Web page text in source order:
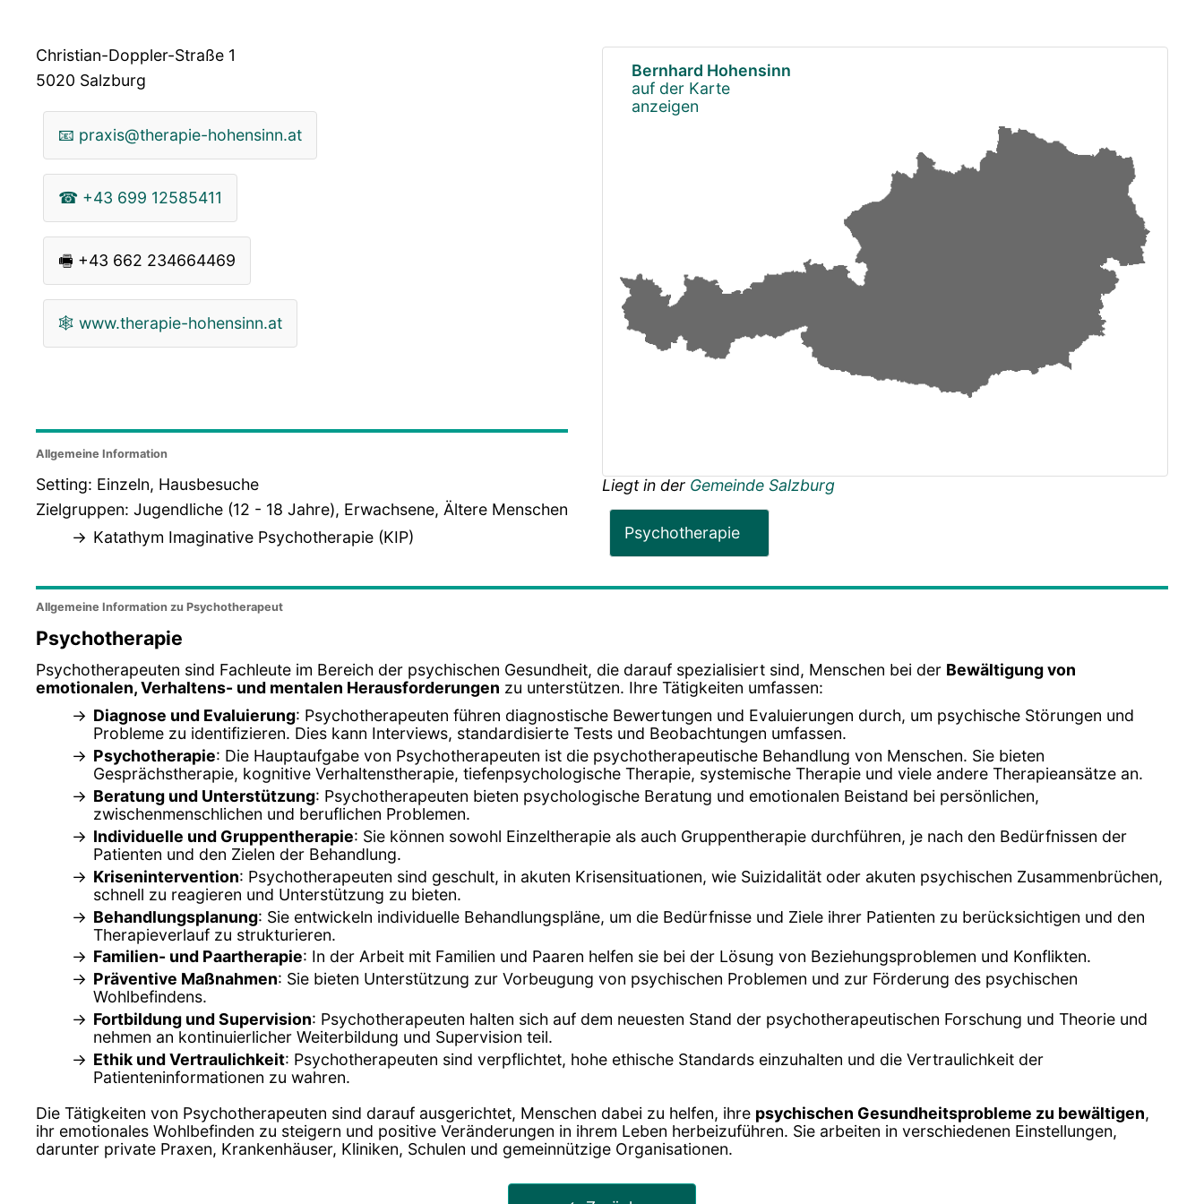
Christian-Doppler-Straße 1
5020 Salzburg
📧 praxis@therapie-hohensinn.at
☎ +43 699 12585411
🖷 +43 662 234664469
🕸 www.therapie-hohensinn.at
Allgemeine Information
Setting: Einzeln, Hausbesuche
Zielgruppen: Jugendliche (12 - 18 Jahre), Erwachsene, Ältere Menschen
Katathym Imaginative Psychotherapie (KIP)
Bernhard Hohensinn
auf der Karte
anzeigen
Liegt in der Gemeinde Salzburg
Psychotherapie
Allgemeine Information zu Psychotherapeut
Psychotherapie
Psychotherapeuten sind Fachleute im Bereich der psychischen Gesundheit, die darauf spezialisiert sind, Menschen bei der Bewältigung von
emotionalen, Verhaltens- und mentalen Herausforderungen zu unterstützen. Ihre Tätigkeiten umfassen:
Diagnose und Evaluierung: Psychotherapeuten führen diagnostische Bewertungen und Evaluierungen durch, um psychische Störungen und
Probleme zu identifizieren. Dies kann Interviews, standardisierte Tests und Beobachtungen umfassen.
Psychotherapie: Die Hauptaufgabe von Psychotherapeuten ist die psychotherapeutische Behandlung von Menschen. Sie bieten
Gesprächstherapie, kognitive Verhaltenstherapie, tiefenpsychologische Therapie, systemische Therapie und viele andere Therapieansätze an.
Beratung und Unterstützung: Psychotherapeuten bieten psychologische Beratung und emotionalen Beistand bei persönlichen,
zwischenmenschlichen und beruflichen Problemen.
Individuelle und Gruppentherapie: Sie können sowohl Einzeltherapie als auch Gruppentherapie durchführen, je nach den Bedürfnissen der
Patienten und den Zielen der Behandlung.
Krisenintervention: Psychotherapeuten sind geschult, in akuten Krisensituationen, wie Suizidalität oder akuten psychischen Zusammenbrüchen,
schnell zu reagieren und Unterstützung zu bieten.
Behandlungsplanung: Sie entwickeln individuelle Behandlungspläne, um die Bedürfnisse und Ziele ihrer Patienten zu berücksichtigen und den
Therapieverlauf zu strukturieren.
Familien- und Paartherapie: In der Arbeit mit Familien und Paaren helfen sie bei der Lösung von Beziehungsproblemen und Konflikten.
Präventive Maßnahmen: Sie bieten Unterstützung zur Vorbeugung von psychischen Problemen und zur Förderung des psychischen
Wohlbefindens.
Fortbildung und Supervision: Psychotherapeuten halten sich auf dem neuesten Stand der psychotherapeutischen Forschung und Theorie und
nehmen an kontinuierlicher Weiterbildung und Supervision teil.
Ethik und Vertraulichkeit: Psychotherapeuten sind verpflichtet, hohe ethische Standards einzuhalten und die Vertraulichkeit der
Patienteninformationen zu wahren.
Die Tätigkeiten von Psychotherapeuten sind darauf ausgerichtet, Menschen dabei zu helfen, ihre psychischen Gesundheitsprobleme zu bewältigen,
ihr emotionales Wohlbefinden zu steigern und positive Veränderungen in ihrem Leben herbeizuführen. Sie arbeiten in verschiedenen Einstellungen,
darunter private Praxen, Krankenhäuser, Kliniken, Schulen und gemeinnützige Organisationen.